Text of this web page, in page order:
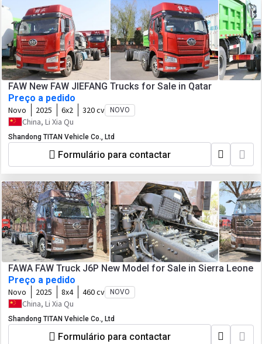
FAW New FAW JIEFANG Trucks for Sale in Qatar
Preço a pedido
Novo 2025 6x2 320 cv NOVO
China, Li Xia Qu
Shandong TITAN Vehicle Co., Ltd
Formulário para contactar
FAWA FAW Truck J6P New Model for Sale in Sierra Leone
Preço a pedido
Novo 2025 8x4 460 cv NOVO
China, Li Xia Qu
Shandong TITAN Vehicle Co., Ltd
Formulário para contactar